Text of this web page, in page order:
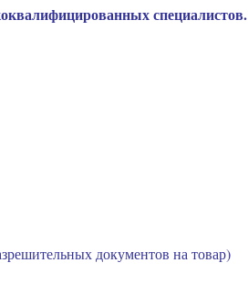
специалистов.
документов на товар)